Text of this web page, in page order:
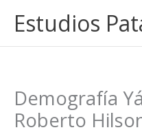
contenido
Estudios
Demografía
Roberto